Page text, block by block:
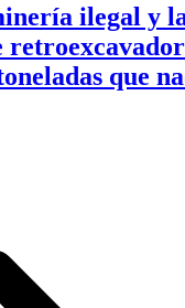
ilegal y
que